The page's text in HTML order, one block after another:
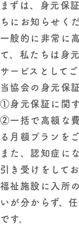
まずは、身元保
ちにお知らせく
一般的に非常に
て、私たちは身
サービスとして
当協会の身元保
①身元保証に関
②一括で高額な
る月額プランを
また、認知症に
引き受けをしてお
福祉施設に入所
いが分からず、
です。